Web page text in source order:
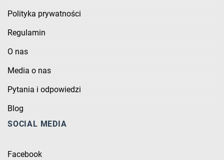
Polityka prywatności
Regulamin
O nas
Media o nas
Pytania i odpowiedzi
Blog
SOCIAL MEDIA
Facebook